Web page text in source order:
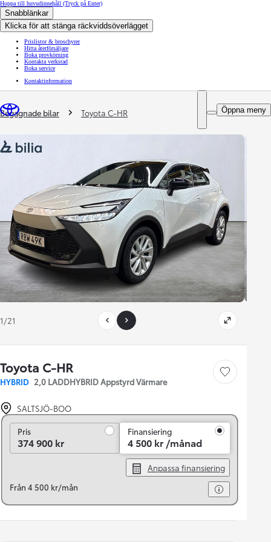
Hoppa till huvudinnehåll (Tryck på Enter)
Snabblänkar
Klicka för att stänga räckviddsöverlägget
Prislistor & broschyrer
Hitta återförsäljare
Boka provkörning
Kontakta verkstad
Boka service
Kontaktinformation
Öppna meny
You are here
Begagnade bilar Toyota C-HR
1/21
Toyota C-HR
HYBRID 2,0 LADDHYBRID Appstyrd Värmare
Save car
SALTSJÖ-BOO
PrisPris
374 900 kr
Finansiering
4 500 kr /månad
Anpassa finansiering
Från 4 500 kr/mån